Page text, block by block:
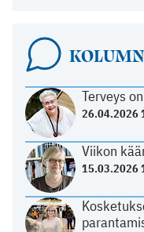
Terveys
26.04.2026
Viikon
15.03.2026